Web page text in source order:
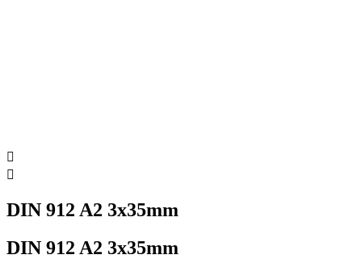


DIN 912 A2 3x35mm
DIN 912 A2 3x35mm